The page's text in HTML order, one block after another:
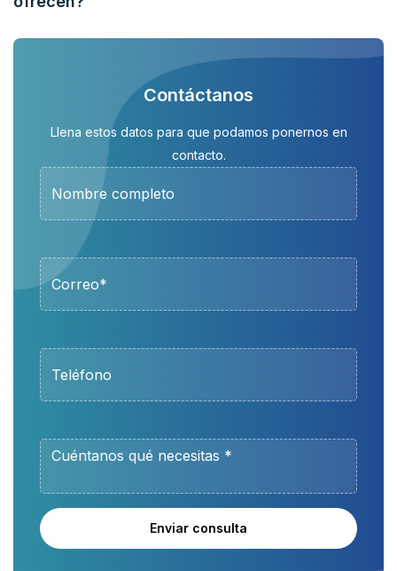
Contáctanos
Llena estos datos para que podamos ponernos en
contacto.
Enviar consulta